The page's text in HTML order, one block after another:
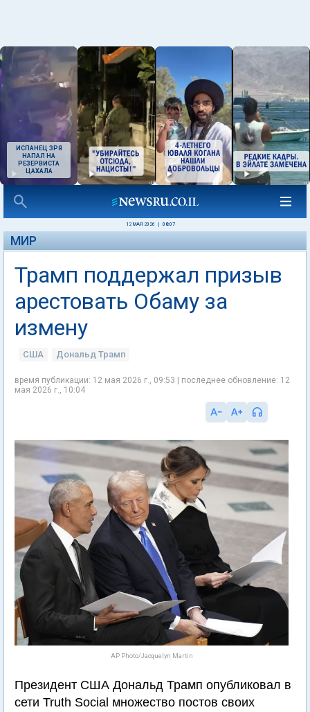
ИСПАНЕЦ ЗРЯ
НАПАЛ НА
РЕЗЕРВИСТА
ЦАХАЛА
12 МАЯ 2026 08:07
МИР
Трамп поддержал призыв
арестовать Обаму за
измену
США Дональд Трамп
время публикации: 12 мая 2026 г., 09:53 | последнее обновление: 12
мая 2026 г., 10:04
AP Photo/Jacquelyn Martin
Президент США Дональд Трамп опубликовал в
сети Truth Social множество постов своих